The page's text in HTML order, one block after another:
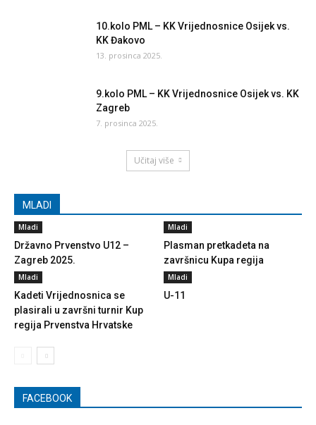
10.kolo PML – KK Vrijednosnice Osijek vs.
KK Đakovo
13. prosinca 2025.
9.kolo PML – KK Vrijednosnice Osijek vs. KK
Zagreb
7. prosinca 2025.
Učitaj više
MLADI
Mladi
Državno Prvenstvo U12 –
Zagreb 2025.
Mladi
Plasman pretkadeta na
završnicu Kupa regija
Mladi
Kadeti Vrijednosnica se
plasirali u završni turnir Kup
regija Prvenstva Hrvatske
Mladi
U-11
FACEBOOK